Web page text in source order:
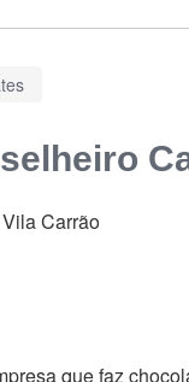
Vila Carrão
que faz